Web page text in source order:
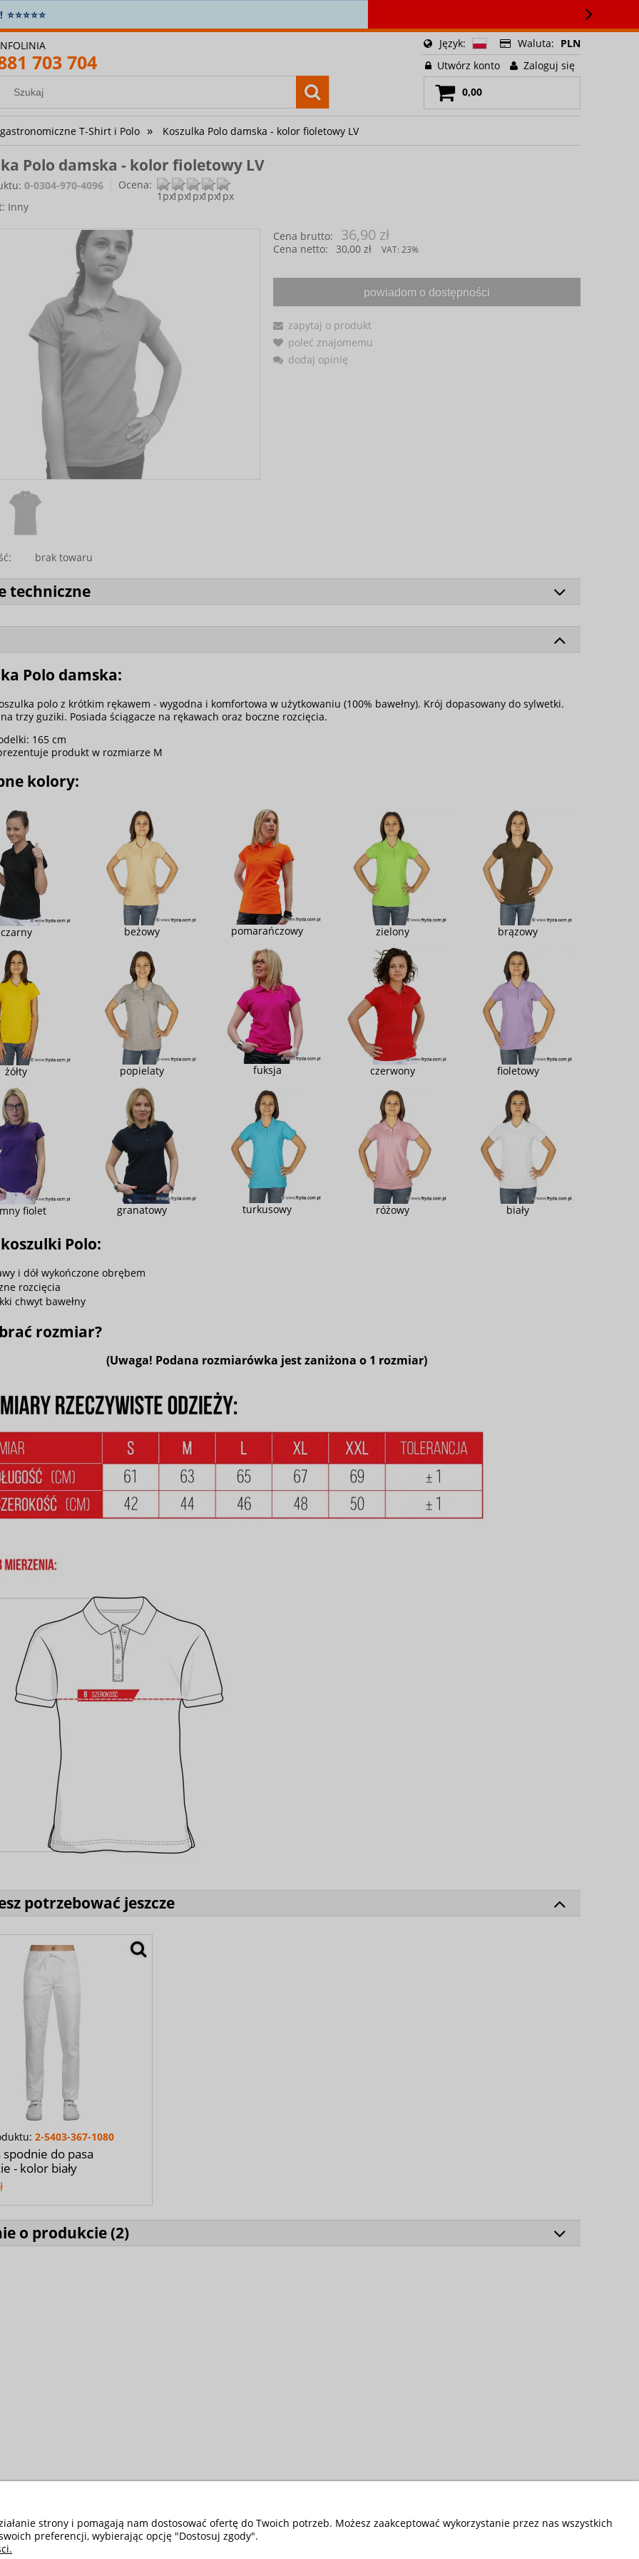
Sprawdź najnowszą
703 704
Język: Waluta: PLN
Utwórz konto
Zaloguj się
0,00
T-Shirt i Polo » Koszulka Polo damska - kolor fioletowy LV
Polo damska - kolor fioletowy LV
0-0304-970-4096
Ocena:
Inny
brak towaru
Cena brutto: 36,90 zł
Cena netto: 30,00 zł VAT:23%
powiadom o dostępności
zapytaj o produkt
poleć znajomemu
dodaj opinię
techniczne
Polo damska:
polo z krótkim rękawem - wygodna i komfortowa w użytkowaniu (100% bawełny). Krój dopasowany do sylwetki.
trzy guziki. Posiada ściągacze na rękawach oraz boczne rozcięcia.
165 cm
produkt w rozmiarze M
kolory:
czarny beżowy pomarańczowy zielony brązowy
żółty popielaty fuksja czerwony fioletowy
fiolet granatowy turkusowy różowy biały
Polo:
i dół wykończone obrębem
rozcięcia
chwyt bawełny
rozmiar?
(Uwaga! Podana rozmiarówka jest zaniżona o 1 rozmiar)
potrzebować jeszcze
2-5403-367-1080
spodnie do pasa
- kolor biały
o produkcie (2)
strony i pomagają nam dostosować ofertę do Twoich potrzeb. Możesz zaakceptować wykorzystanie przez nas wszystkich
preferencji, wybierając opcję "Dostosuj zgody".